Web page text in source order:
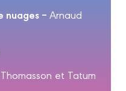
nuages – Arnaud
et Tatum